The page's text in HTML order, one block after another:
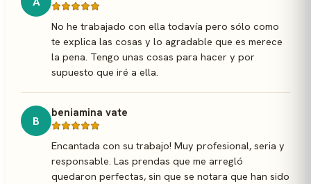
No he trabajado con ella todavía pero sólo como
te explica las cosas y lo agradable que es merece
la pena. Tengo unas cosas para hacer y por
supuesto que iré a ella.
B
beniamina vate
Encantada con su trabajo! Muy profesional, seria y
responsable. Las prendas que me arregló
quedaron perfectas, sin que se notara que han sido